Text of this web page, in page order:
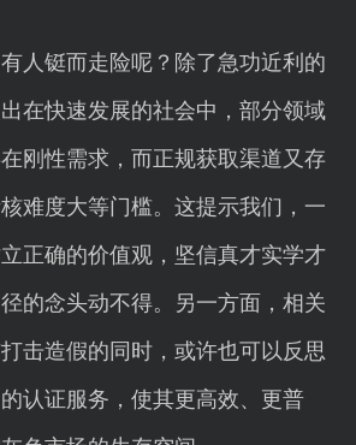
人铤而走险呢？除了急功近利的
在快速发展的社会中，部分领域
刚性需求，而正规获取渠道又存
难度大等门槛。这提示我们，一
正确的价值观，坚信真才实学才
的念头动不得。另一方面，相关
击造假的同时，或许也可以反思
认证服务，使其更高效、更普